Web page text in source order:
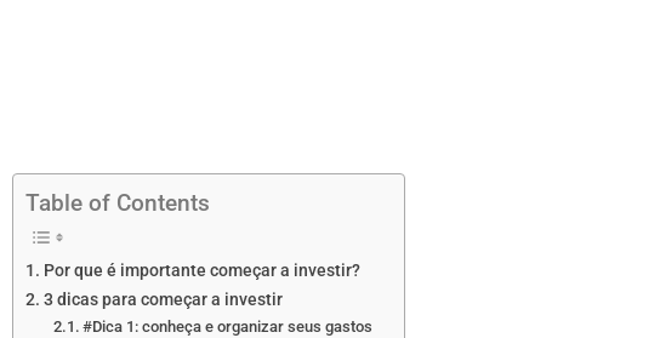
Table of Contents
Por que é importante começar a investir?
3 dicas para começar a investir
#Dica 1: conheça e organizar seus gastos